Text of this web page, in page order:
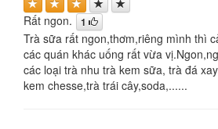
Rất ngon. 1
Trà sữa rất ngon,thơm,riêng mình thì
các quán khác uống rất vừa
các loại trà nhu trà kem sữa, trà đá
kem chesse,trà trái cây,soda,......